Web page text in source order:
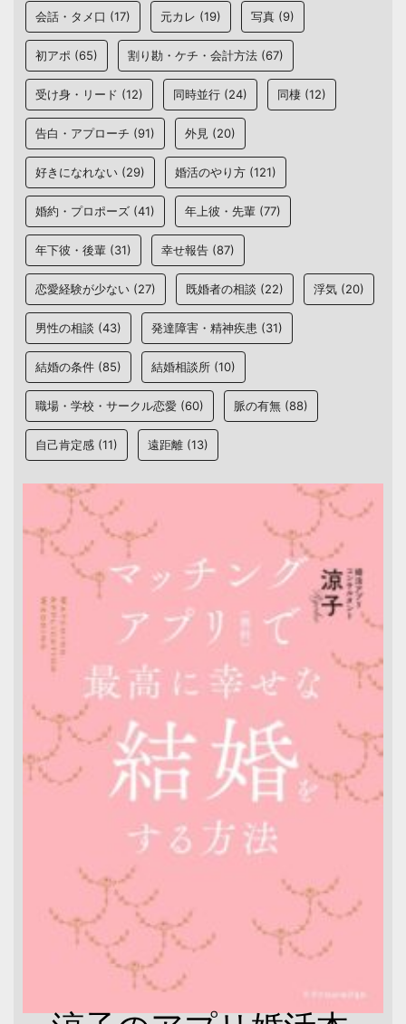
会話・タメ口 (17) 元カレ (19) 写真 (9)
初アポ (65) 割り勘・ケチ・会計方法 (67)
受け身・リード (12) 同時並行 (24) 同棲 (12)
告白・アプローチ (91) 外見 (20)
好きになれない (29) 婚活のやり方 (121)
婚約・プロポーズ (41) 年上彼・先輩 (77)
年下彼・後輩 (31) 幸せ報告 (87)
恋愛経験が少ない (27) 既婚者の相談 (22) 浮気 (20)
男性の相談 (43) 発達障害・精神疾患 (31)
結婚の条件 (85) 結婚相談所 (10)
職場・学校・サークル恋愛 (60) 脈の有無 (88)
自己肯定感 (11) 遠距離 (13)